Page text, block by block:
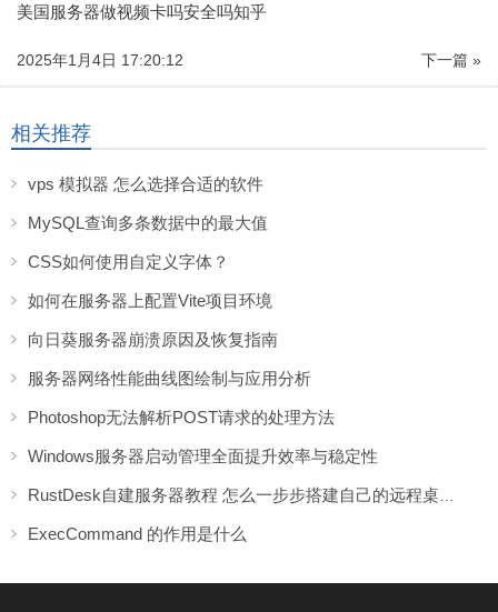
美国服务器做视频卡吗安全吗知乎
下一篇 »
2025年1月4日 17:20:12
相关推荐
vps 模拟器 怎么选择合适的软件
MySQL查询多条数据中的最大值
CSS如何使用自定义字体？
如何在服务器上配置Vite项目环境
向日葵服务器崩溃原因及恢复指南
服务器网络性能曲线图绘制与应用分析
Photoshop无法解析POST请求的处理方法
Windows服务器启动管理全面提升效率与稳定性
ExecCommand 的作用是什么